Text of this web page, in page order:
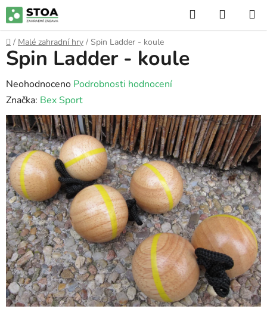
Přejít
na
obsah
Hledat
KOŠÍK
Domů
/ Malé zahradní hry / Spin Ladder - koule
Spin Ladder - koule
Průměrné
hodnocení
produktu
je
0,0
z
5
hvězdiček.
Neohodnoceno Podrobnosti hodnocení
Značka: Bex Sport